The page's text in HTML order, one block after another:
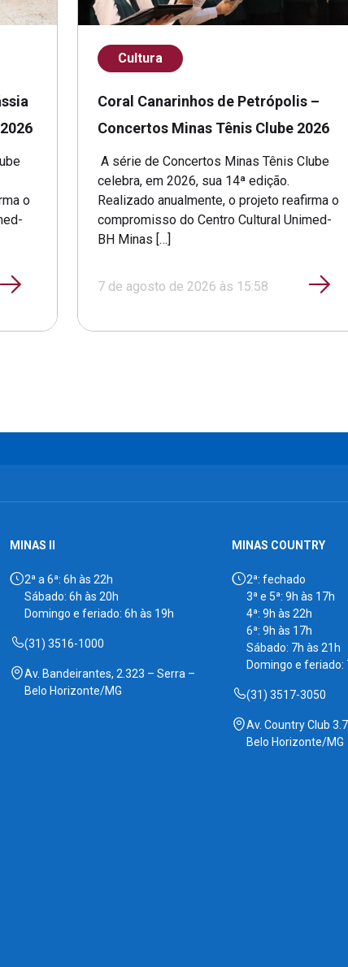
o
Cultura
Coral Canarinhos de Petrópolis –
Concertos Minas Tênis Clube 2026
A série de Concertos Minas Tênis Clube
celebra, em 2026, sua 14ª edição.
Realizado anualmente, o projeto reafirma o
compromisso do Centro Cultural Unimed-
BH Minas […]
7 de agosto de 2026 às 15:58
MINAS II
2ª a 6ª: 6h às 22h
Sábado: 6h às 20h
Domingo e feriado: 6h às 19h
(31) 3516-1000
Av. Bandeirantes, 2.323 – Serra –
Belo Horizonte/MG
MINAS COUNTRY
2ª: fechado
3ª e 5ª: 9h às 17h
4ª: 9h às 22h
6ª: 9h às 17h
Sábado: 7h às 21h
Domingo e feriado:
(31) 3517-3050
Av. Country Club
Belo Horizonte/MG